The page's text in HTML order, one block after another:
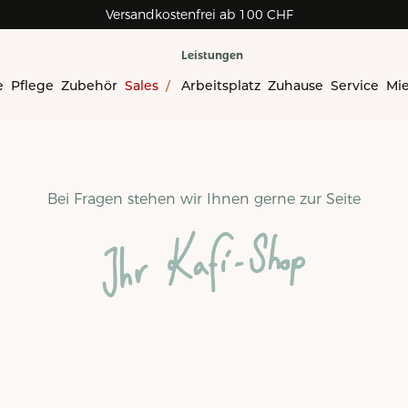
Versandkostenfrei ab 100 CHF
Pflege Zubehör Sales /
Leistungen
Arbeitsplatz Zuhause Service
Bei Fragen stehen wir Ihnen gerne zur Seite